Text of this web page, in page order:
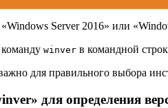
Server 2016» или
winver в командной
для правильного выбора
для определения